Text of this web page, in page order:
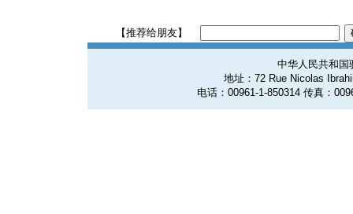
【推荐给朋友】
中华人民共和国
地址：72 Rue Nicolas
电话：00961-1-850314 传真：